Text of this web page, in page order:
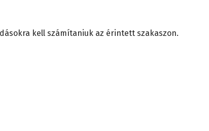
kell számítaniuk az érintett szakaszon.